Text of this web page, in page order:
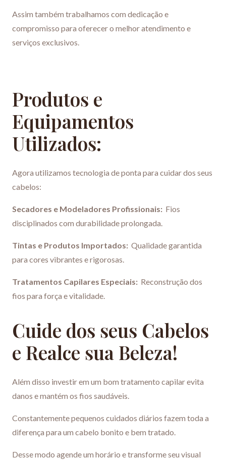
Assim também trabalhamos com dedicação e
compromisso para oferecer o melhor atendimento e
serviços exclusivos.
Produtos e
Equipamentos
Utilizados:
Agora utilizamos tecnologia de ponta para cuidar dos seus
cabelos:
Secadores e Modeladores Profissionais: Fios
disciplinados com durabilidade prolongada.
Tintas e Produtos Importados: Qualidade garantida
para cores vibrantes e rigorosas.
Tratamentos Capilares Especiais: Reconstrução dos
fios para força e vitalidade.
Cuide dos seus Cabelos
e Realce sua Beleza!
Além disso investir em um bom tratamento capilar evita
danos e mantém os fios saudáveis.
Constantemente pequenos cuidados diários fazem toda a
diferença para um cabelo bonito e bem tratado.
Desse modo agende um horário e transforme seu visual